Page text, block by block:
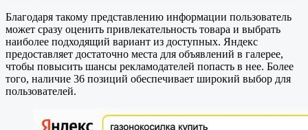
Благодаря такому представлению информации пользователь
может сразу оценить привлекательность товара и выбрать
наиболее подходящий вариант из доступных. Яндекс
предоставляет достаточно места для объявлений в галерее,
чтобы повысить шансы рекламодателей попасть в нее. Более
того, наличие 36 позиций обеспечивает широкий выбор для
пользователей.